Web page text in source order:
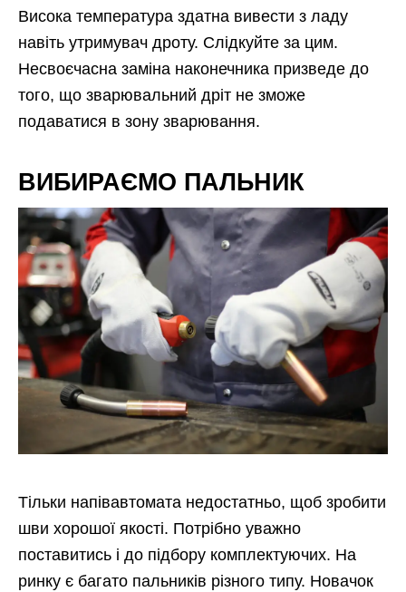
Висока температура здатна вивести з ладу
навіть утримувач дроту. Слідкуйте за цим.
Несвоєчасна заміна наконечника призведе до
того, що зварювальний дріт не зможе
подаватися в зону зварювання.
ВИБИРАЄМО ПАЛЬНИК
Тільки напівавтомата недостатньо, щоб зробити
шви хорошої якості. Потрібно уважно
поставитись і до підбору комплектуючих. На
ринку є багато пальників різного типу. Новачок